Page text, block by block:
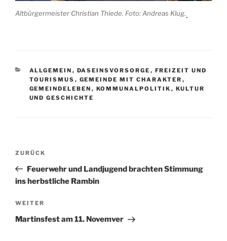
Altbürgermeister Christian Thiede. Foto: Andreas Klug.
KATEGORIEN
ALLGEMEIN , DASEINSVORSORGE , FREIZEIT UND
TOURISMUS , GEMEINDE MIT CHARAKTER ,
GEMEINDELEBEN , KOMMUNALPOLITIK , KULTUR
UND GESCHICHTE
Beitragsnavigation
Vorheriger
Beitrag
ZURÜCK
Feuerwehr und Landjugend brachten Stimmung
ins herbstliche Rambin
Nächster
Beitrag
WEITER
Martinsfest am 11. Novemver